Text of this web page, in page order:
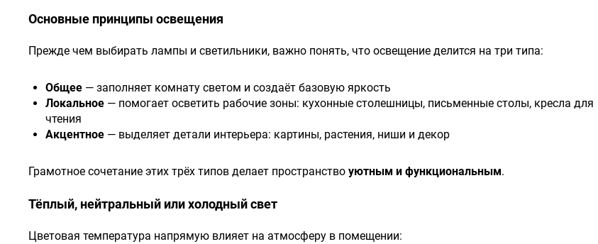
Основные принципы освещения
Прежде чем выбирать лампы и светильники, важно понять, что освещение делится на три типа:
Общее — заполняет комнату светом и создаёт базовую яркость
Локальное — помогает осветить рабочие зоны: кухонные столешницы, письменные столы, кресла для
чтения
Акцентное — выделяет детали интерьера: картины, растения, ниши и декор
Грамотное сочетание этих трёх типов делает пространство уютным и функциональным.
Тёплый, нейтральный или холодный свет
Цветовая температура напрямую влияет на атмосферу в помещении: